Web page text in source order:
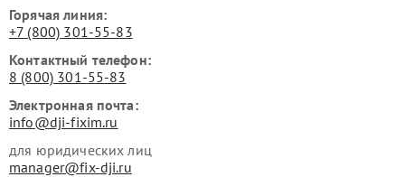
Горячая линия:
+7 (800) 301-55-83
Контактный телефон:
8 (800) 301-55-83
Электронная почта:
info@dji-fixim.ru
для юридических лиц
manager@fix-dji.ru